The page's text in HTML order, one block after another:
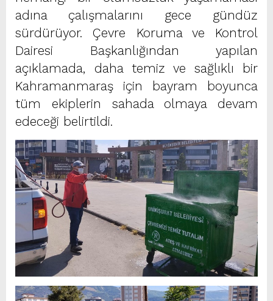
adına çalışmalarını gece gündüz
sürdürüyor. Çevre Koruma ve Kontrol
Dairesi Başkanlığından yapılan
açıklamada, daha temiz ve sağlıklı bir
Kahramanmaraş için bayram boyunca
tüm ekiplerin sahada olmaya devam
edeceği belirtildi.